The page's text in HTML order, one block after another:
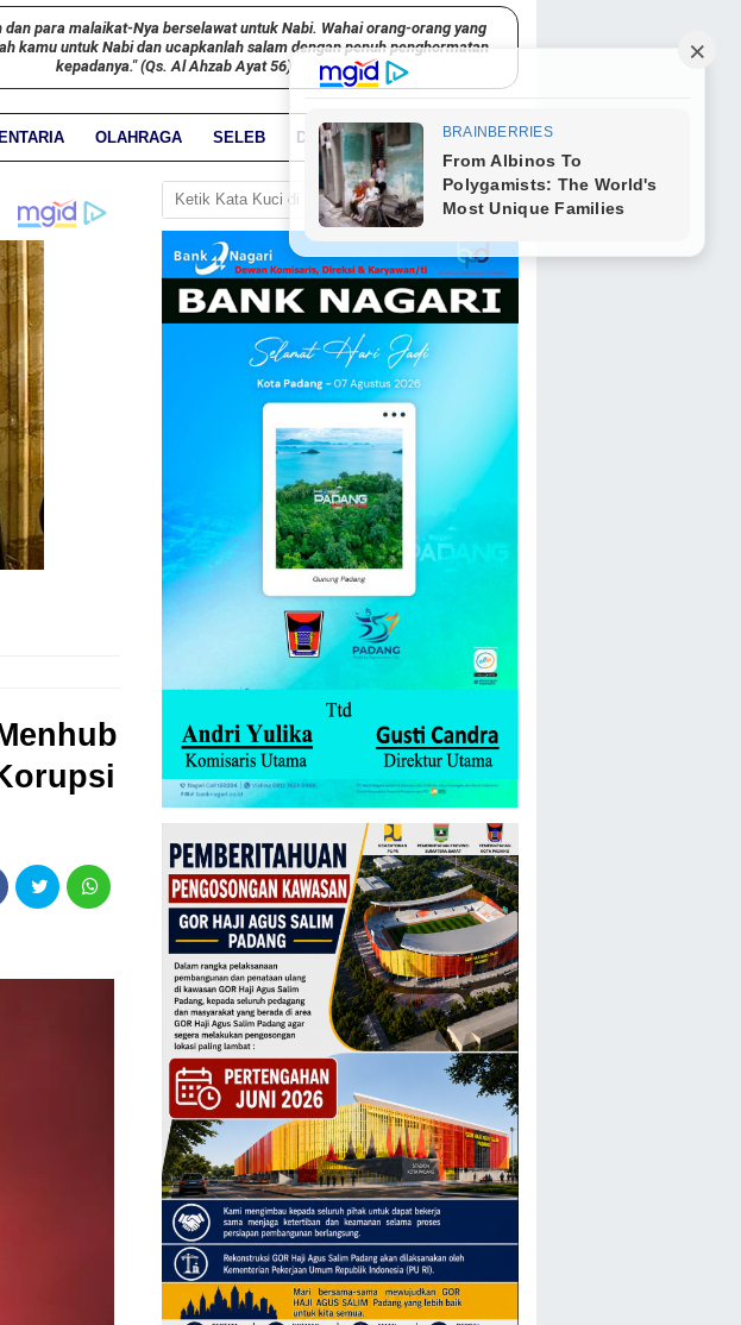
dan para malaikat-Nya berselawat untuk Nabi. Wahai orang-orang yang
kamu untuk Nabi dan ucapkanlah salam dengan penuh penghormatan
kepadanya." (Qs. Al Ahzab Ayat 56)
OLAHRAGA SELEB DUNIA PARIWARA
GO